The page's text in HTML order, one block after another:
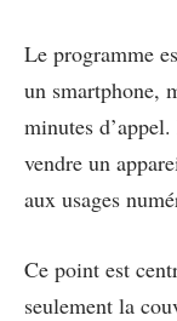
Le programme
un smartphone,
minutes d’appel.
vendre un
aux usages
Ce point est
seulement la